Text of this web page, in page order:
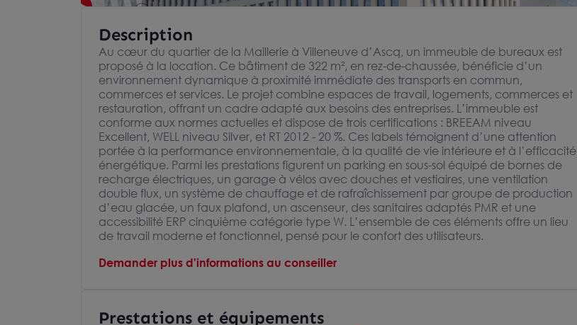
Description
Au cœur du quartier de la Maillerie à Villeneuve d’Ascq, un immeuble de bureaux est
proposé à la location. Ce bâtiment de 322 m², en rez-de-chaussée, bénéficie d’un
environnement dynamique à proximité immédiate des transports en commun,
commerces et services. Le projet combine espaces de travail, logements, commerces et
restauration, offrant un cadre adapté aux besoins des entreprises. L’immeuble est
conforme aux normes actuelles et dispose de trois certifications : BREEAM niveau
Excellent, WELL niveau Silver, et RT 2012 - 20 %. Ces labels témoignent d’une attention
portée à la performance environnementale, à la qualité de vie intérieure et à l’efficacité
énergétique. Parmi les prestations figurent un parking en sous-sol équipé de bornes de
recharge électriques, un garage à vélos avec douches et vestiaires, une ventilation
double flux, un système de chauffage et de rafraîchissement par groupe de production
d’eau glacée, un faux plafond, un ascenseur, des sanitaires adaptés PMR et une
accessibilité ERP cinquième catégorie type W. L’ensemble de ces éléments offre un lieu
de travail moderne et fonctionnel, pensé pour le confort des utilisateurs.
Demander plus d'informations au conseiller
Prestations et équipements